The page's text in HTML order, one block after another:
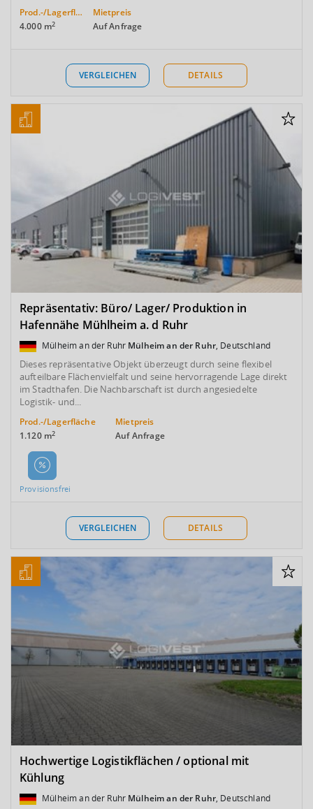
Prod.-/Lagerfläche
4.000 m2
Mietpreis
Auf Anfrage
VERGLEICHEN DETAILS
Repräsentativ: Büro/ Lager/ Produktion in
Hafennähe Mühlheim a. d Ruhr
Mülheim an der Ruhr Mülheim an der Ruhr, Deutschland
Dieses repräsentative Objekt überzeugt durch seine flexibel
aufteilbare Flächenvielfalt und seine hervorragende Lage direkt
im Stadthafen. Die Nachbarschaft ist durch angesiedelte
Logistik- und...
Prod.-/Lagerfläche
1.120 m2
Mietpreis
Auf Anfrage
Provisionsfrei
VERGLEICHEN DETAILS
Hochwertige Logistikflächen / optional mit
Kühlung
Mülheim an der Ruhr Mülheim an der Ruhr, Deutschland